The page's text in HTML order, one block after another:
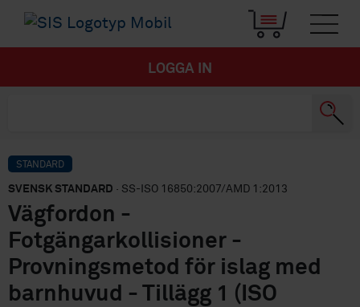
LOGGA IN
STANDARD
SVENSK STANDARD · SS-ISO 16850:2007/AMD 1:2013
Vägfordon -
Fotgängarkollisioner -
Provningsmetod för islag med
barnhuvud - Tillägg 1 (ISO